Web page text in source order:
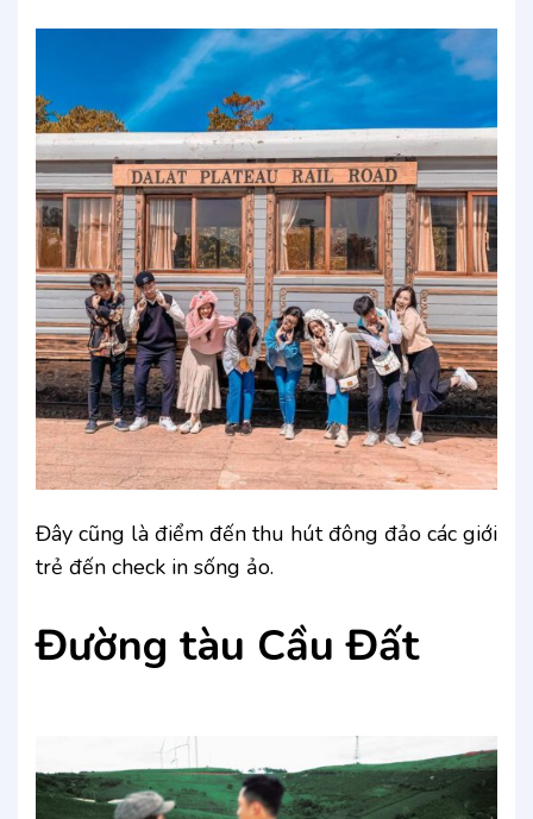
Đây cũng là điểm đến thu hút đông đảo các giới
trẻ đến check in sống ảo.
Đường tàu Cầu Đất